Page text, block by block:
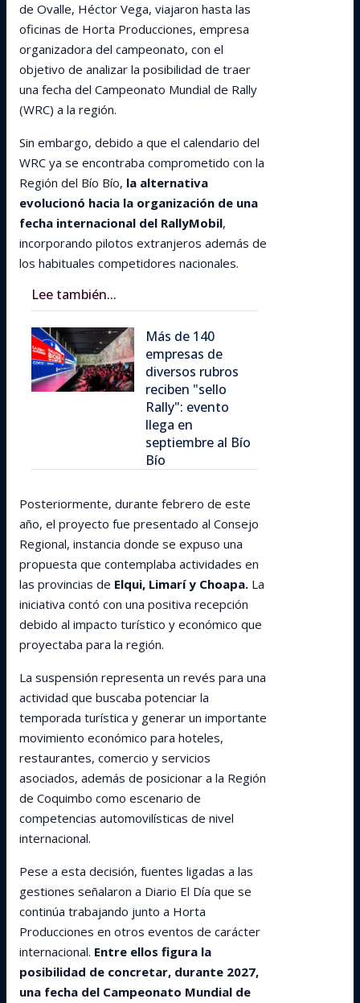
de Ovalle, Héctor Vega, viajaron hasta las
oficinas de Horta Producciones, empresa
organizadora del campeonato, con el
objetivo de analizar la posibilidad de traer
una fecha del Campeonato Mundial de Rally
(WRC) a la región.
Sin embargo, debido a que el calendario del
WRC ya se encontraba comprometido con la
Región del Bío Bío, la alternativa
evolucionó hacia la organización de una
fecha internacional del RallyMobil,
incorporando pilotos extranjeros además de
los habituales competidores nacionales.
Lee también...
Más de 140
empresas de
diversos rubros
reciben "sello
Rally": evento
llega en
septiembre al Bío
Bío
Posteriormente, durante febrero de este
año, el proyecto fue presentado al Consejo
Regional, instancia donde se expuso una
propuesta que contemplaba actividades en
las provincias de Elqui, Limarí y Choapa. La
iniciativa contó con una positiva recepción
debido al impacto turístico y económico que
proyectaba para la región.
La suspensión representa un revés para una
actividad que buscaba potenciar la
temporada turística y generar un importante
movimiento económico para hoteles,
restaurantes, comercio y servicios
asociados, además de posicionar a la Región
de Coquimbo como escenario de
competencias automovilísticas de nivel
internacional.
Pese a esta decisión, fuentes ligadas a las
gestiones señalaron a Diario El Día que se
continúa trabajando junto a Horta
Producciones en otros eventos de carácter
internacional. Entre ellos figura la
posibilidad de concretar, durante 2027,
una fecha del Campeonato Mundial de